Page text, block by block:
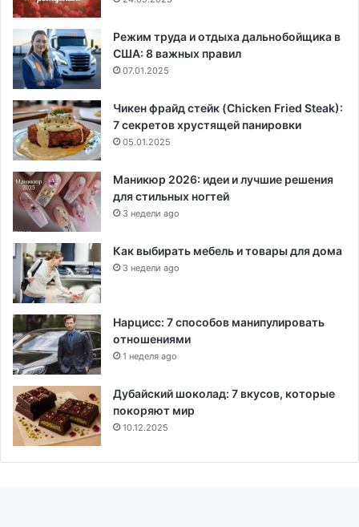
Режим труда и отдыха дальнобойщика в
США: 8 важных правил
07.01.2025
Чикен фрайд стейк (Chicken Fried Steak):
7 секретов хрустящей панировки
05.01.2025
Маникюр 2026: идеи и лучшие решения
для стильных ногтей
3 недели ago
Как выбирать мебель и товары для дома
3 недели ago
Нарцисс: 7 способов манипулировать
отношениями
1 неделя ago
Дубайский шоколад: 7 вкусов, которые
покоряют мир
10.12.2025